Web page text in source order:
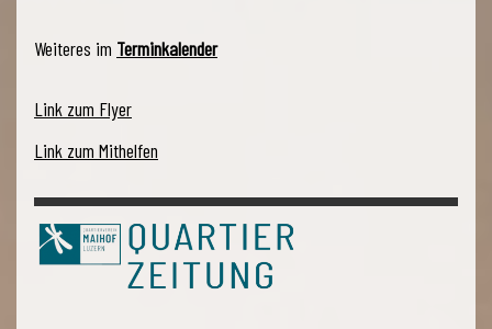
Weiteres im Terminkalender
Link zum Flyer
Link zum Mithelfen